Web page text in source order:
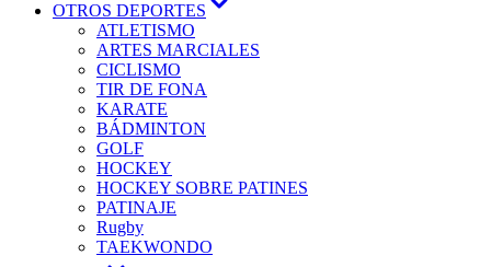
OTROS DEPORTES
ATLETISMO
ARTES MARCIALES
CICLISMO
TIR DE FONA
KARATE
BÁDMINTON
GOLF
HOCKEY
HOCKEY SOBRE PATINES
PATINAJE
Rugby
TAEKWONDO